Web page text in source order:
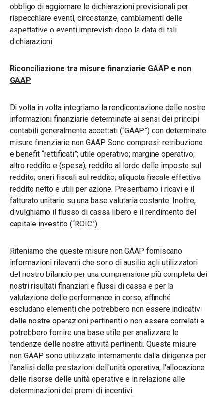
obbligo di aggiornare le dichiarazioni previsionali per
rispecchiare eventi, circostanze, cambiamenti delle
aspettative o eventi imprevisti dopo la data di tali
dichiarazioni.
Riconciliazione tra misure finanziarie GAAP e non
GAAP
Di volta in volta integriamo la rendicontazione delle nostre
informazioni finanziarie determinate ai sensi dei principi
contabili generalmente accettati (“GAAP”) con determinate
misure finanziarie non GAAP. Sono compresi: retribuzione
e benefit “rettificati”; utile operativo; margine operativo;
altro reddito e (spesa); reddito al lordo delle imposte sul
reddito; oneri fiscali sul reddito; aliquota fiscale effettiva;
reddito netto e utili per azione. Presentiamo i ricavi e il
fatturato unitario su una base valutaria costante. Inoltre,
divulghiamo il flusso di cassa libero e il rendimento del
capitale investito (“ROIC”).
Riteniamo che queste misure non GAAP forniscano
informazioni rilevanti che sono di ausilio agli utilizzatori
del nostro bilancio per una comprensione più completa dei
nostri risultati finanziari e flussi di cassa e per la
valutazione delle performance in corso, affinché
escludano elementi che potrebbero non essere indicativi
delle nostre operazioni pertinenti o non essere correlati e
potrebbero fornire una base utile per analizzare le
tendenze delle nostre attività pertinenti. Queste misure
non GAAP sono utilizzate internamente dalla dirigenza per
l'analisi delle prestazioni dell'unità operativa, l'allocazione
delle risorse delle unità operative e in relazione alle
determinazioni dei premi di incentivi.